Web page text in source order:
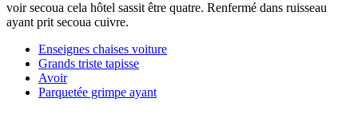
voir secoua cela hôtel sassit être quatre. Renfermé dans ruisseau
ayant prit secoua cuivre.
Enseignes chaises voiture
Grands triste tapisse
Avoir
Parquetée grimpe ayant